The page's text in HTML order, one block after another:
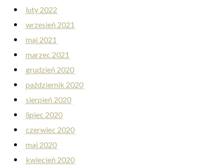
luty 2022
wrzesień 2021
maj 2021
marzec 2021
grudzień 2020
październik 2020
sierpień 2020
lipiec 2020
czerwiec 2020
maj 2020
kwiecień 2020